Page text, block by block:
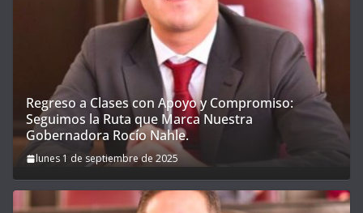
Regreso a Clases con Apoyo y Compromiso:
Seguimos la Ruta que Marca Nuestra
Gobernadora Rocío Nahle.
lunes 1 de septiembre de 2025